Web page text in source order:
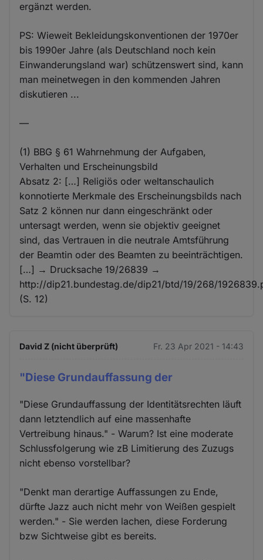
ergänzt werden.
PS: Wieweit Bekleidungskonventionen der 1970er
bis 1990er Jahre (als Deutschland noch kein
Einwanderungsland war) schützenswert sind, kann
man meinetwegen in den kommenden Jahren
diskutieren ...
—
(1) BBG § 61 Wahrnehmung der Aufgaben,
Verhalten und Erscheinungsbild
Absatz 2: […] Religiös oder weltanschaulich
konnotierte Merkmale des Erscheinungsbilds nach
Satz 2 können nur dann eingeschränkt oder
untersagt werden, wenn sie objektiv geeignet
sind, das Vertrauen in die neutrale Amtsführung
der Beamtin oder des Beamten zu beeinträchtigen.
[…] → Drucksache 19/26839 →
http://dip21.bundestag.de/dip21/btd/19/268/
(S. 12)
David Z (nicht überprüft) Fr. 23 Apr 2021 - 14:43
"Diese Grundauffassung der
"Diese Grundauffassung der Identitätsrechten läuft
dann letztendlich auf eine massenhafte
Vertreibung hinaus." - Warum? Ist eine moderate
Schlussfolgerung wie zB Limitierung des Zuzugs
nicht ebenso vorstellbar?
"Denkt man derartige Auffassungen zu Ende,
dürfte Jazz auch nicht mehr von Weißen gespielt
werden." - Sie werden lachen, diese Forderung
bzw Sichtweise gibt es bereits.